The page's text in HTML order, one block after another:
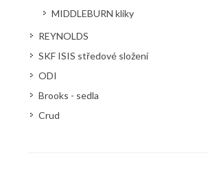
MIDDLEBURN kliky
REYNOLDS
SKF ISIS středové složení
ODI
Brooks - sedla
Crud